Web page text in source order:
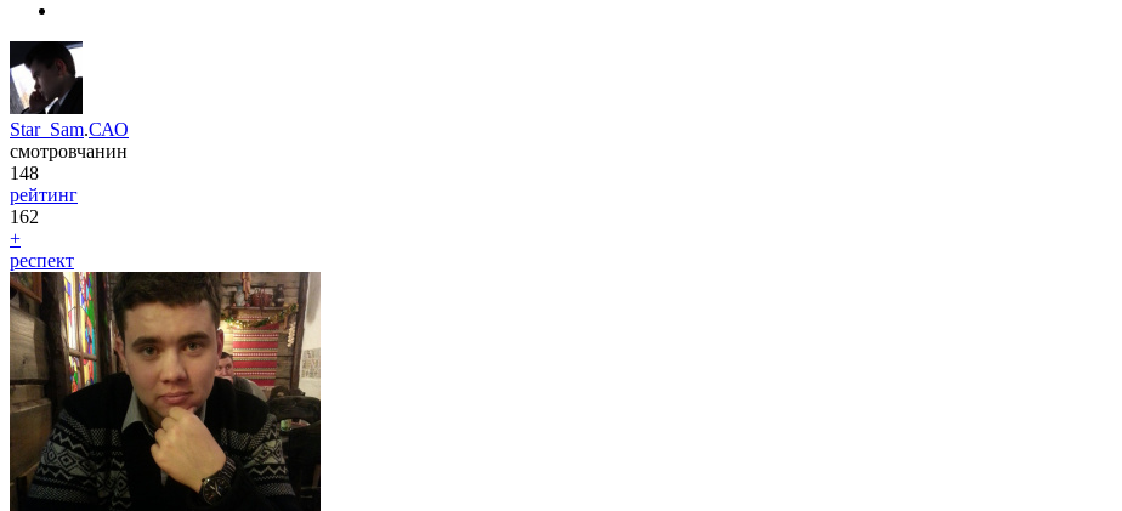
Star_Sam.САО
смотровчанин
148
рейтинг
162
+
респект